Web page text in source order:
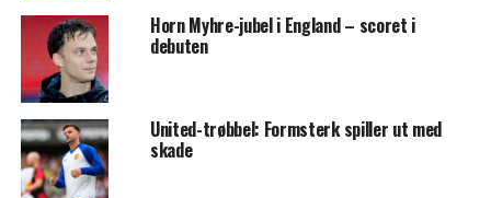
Horn Myhre-jubel i England – scoret i
debuten
United-trøbbel: Formsterk spiller ut med
skade